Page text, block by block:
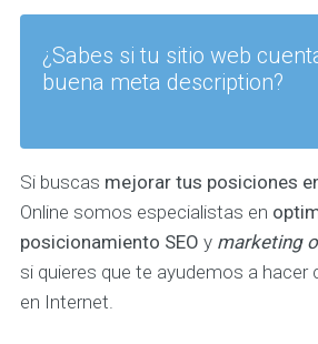
¿Sabes si tu sitio web
buena meta description?
Si buscas mejorar tus posiciones
Online somos especialistas en
posicionamiento SEO y marketing
si quieres que te ayudemos a hacer
en Internet.